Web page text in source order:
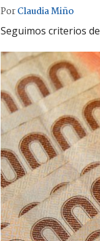
PorClaudia Miño
Seguimos criterios de